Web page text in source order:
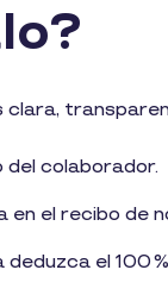
clara,
del colaborador.
el recibo de
el 100